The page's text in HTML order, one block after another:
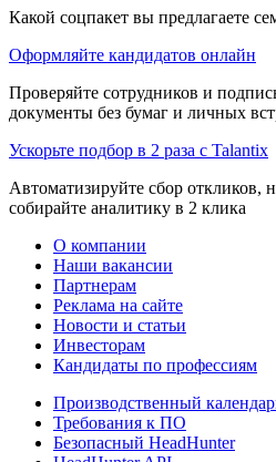
Какой соцпакет вы предлагаете
Оформляйте кандидатов онлайн
Проверяйте сотрудников и
документы без бумаг и личных
Ускорьте подбор в 2 раза с Talantix
Автоматизируйте сбор откликов,
собирайте аналитику в 2 клика
О компании
Наши вакансии
Партнерам
Реклама на сайте
Новости и статьи
Инвесторам
Кандидаты по профессиям
Производственный
Требования к ПО
Безопасный HeadHunter